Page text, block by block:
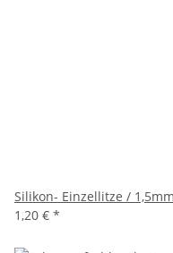
Silikon- Einzellitze /
1,20 € *